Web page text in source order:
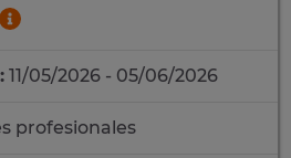
11/05/2026 - 05/06/2026
profesionales